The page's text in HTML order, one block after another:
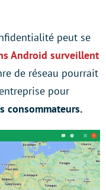
peut se
Android surveillent
de réseau pourrait
pour
consommateurs.